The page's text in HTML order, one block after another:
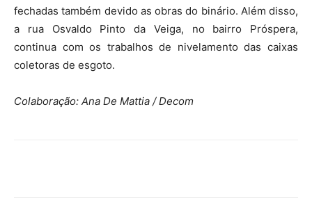
fechadas também devido as obras do binário. Além disso,
a rua Osvaldo Pinto da Veiga, no bairro Próspera,
continua com os trabalhos de nivelamento das caixas
coletoras de esgoto.
Colaboração: Ana De Mattia / Decom